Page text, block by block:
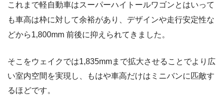
これまで軽自動車はスーパーハイトールワゴンとはいって
も車高は枠に対して余裕があり、デザインや走行安定性な
どから1,800mm 前後に抑えられてきました。
そこをウェイクでは1,835mmまで拡大させることでより広
い室内空間を実現し、もはや車高だけはミニバンに匹敵す
るほどです。